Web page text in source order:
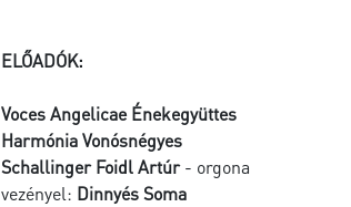
ELŐADÓK:
Voces Angelicae Énekegyüttes
Harmónia Vonósnégyes
Schallinger Foidl Artúr- orgona
vezényel: Dinnyés Soma